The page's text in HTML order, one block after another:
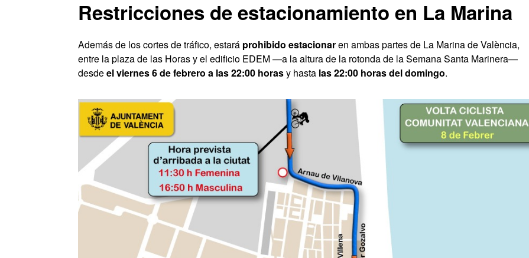
Restricciones de estacionamiento en La Marina
Además de los cortes de tráfico, estará prohibido estacionaren ambas partes de La Marina de València,
entre la plaza de las Horas y el edificio EDEM —a la altura de la rotonda de la Semana Santa Marinera—
desdeel viernes 6 de febrero a las 22:00 horasy hasta las 22:00 horas del domingo.